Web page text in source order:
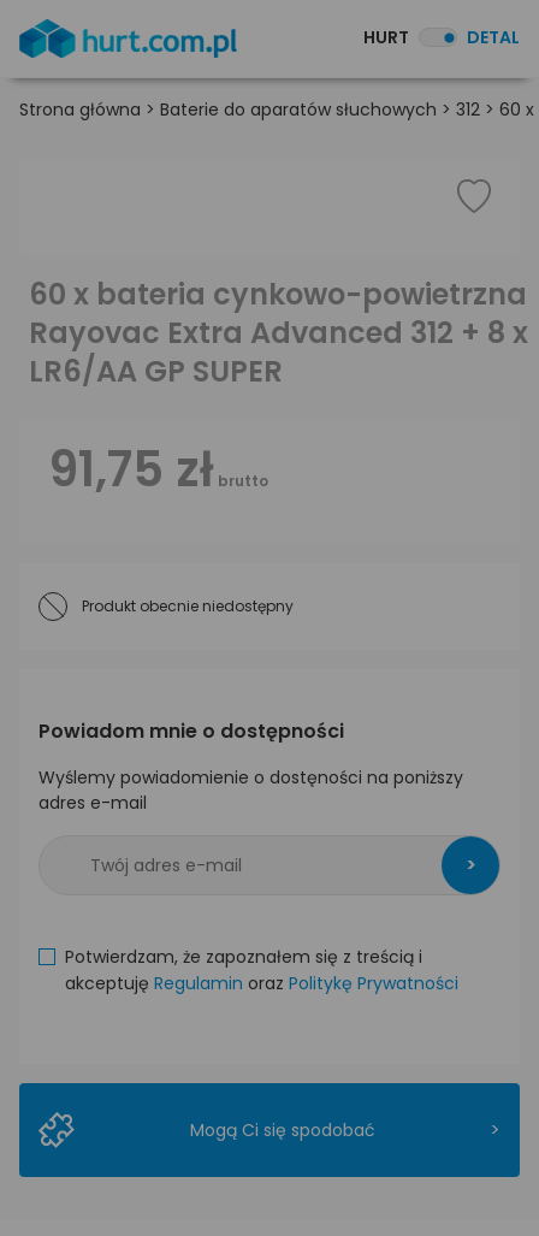
HURT DETAL
Strona główna > Baterie do aparatów słuchowych > 312 > 60 x
60 x bateria cynkowo-powietrzna
Rayovac Extra Advanced 312 + 8 x
LR6/AA GP SUPER
91,75 zł brutto
Produkt obecnie niedostępny
Powiadom mnie o dostępności
Wyślemy powiadomienie o dostęności na poniższy
adres e-mail
>
Potwierdzam, że zapoznałem się z treścią i
akceptuję Regulamin oraz Politykę Prywatności
Mogą Ci się spodobać >